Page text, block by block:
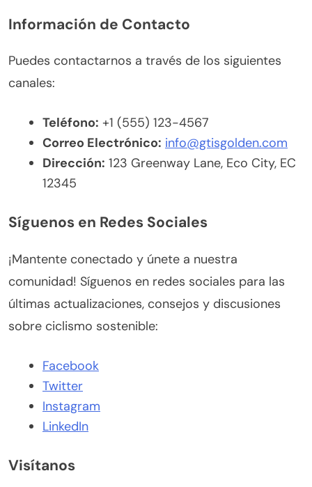
Información de Contacto
Puedes contactarnos a través de los siguientes
canales:
Teléfono: +1 (555) 123-4567
Correo Electrónico: info@gtisgolden.com
Dirección: 123 Greenway Lane, Eco City, EC
12345
Síguenos en Redes Sociales
¡Mantente conectado y únete a nuestra
comunidad! Síguenos en redes sociales para las
últimas actualizaciones, consejos y discusiones
sobre ciclismo sostenible:
Facebook
Twitter
Instagram
LinkedIn
Visítanos